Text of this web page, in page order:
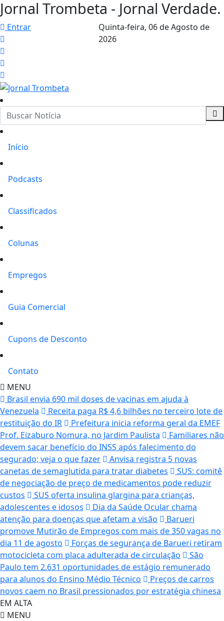
Jornal Trombeta - Jornal Verdade.
Entrar Quinta-feira, 06 de Agosto de
2026
Início
Podcasts
Classificados
Colunas
Empregos
Guia Comercial
Cupons de Desconto
Contato
MENU
Brasil envia 690 mil doses de vacinas em ajuda à
Venezuela
Receita paga R$ 4,6 bilhões no terceiro lote de
restituição do IR
Prefeitura inicia reforma geral da EMEF
Prof. Eizaburo Nomura, no Jardim Paulista
Familiares não
devem sacar benefício do INSS após falecimento do
segurado; veja o que fazer
Anvisa registra 5 novas
canetas de semaglutida para tratar diabetes
SUS: comitê
de negociação de preço de medicamentos pode reduzir
custos
SUS oferta insulina glargina para crianças,
adolescentes e idosos
Dia da Saúde Ocular chama
atenção para doenças que afetam a visão
Barueri
promove Mutirão de Empregos com mais de 350 vagas no
dia 11 de agosto
Forças de segurança de Barueri retiram
motocicleta com placa adulterada de circulação
São
Paulo tem 2.631 oportunidades de estágio remunerado
para alunos do Ensino Médio Técnico
Preços de carros
novos caem no Brasil pressionados por estratégia chinesa
EM ALTA
MENU